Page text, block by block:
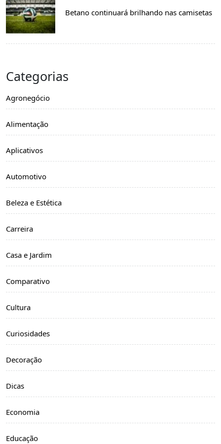
Betano continuará brilhando nas camisetas
Categorias
Agronegócio
Alimentação
Aplicativos
Automotivo
Beleza e Estética
Carreira
Casa e Jardim
Comparativo
Cultura
Curiosidades
Decoração
Dicas
Economia
Educação